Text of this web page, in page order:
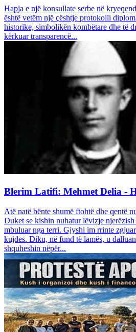
Hapja e një konsullate serbe në
është vetëm një çështje protokolli
historike, simbolikën kombëtare dhe të
kërkuar transparencë...
Blerim Latifi: Mehmet Delia -
Atë natë bënte shumë ftohtë dhe qentë
Duket se kishin nuhatur lëvizje
mbuluar nga terri. Gjyshi im rrinte
kujdes. Diku, në fund të lamës, u
shquheshin nëpër...